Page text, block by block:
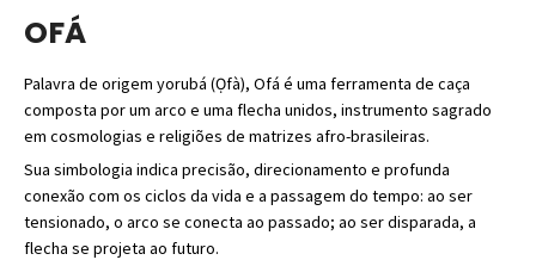
OFÁ
Palavra de origem yorubá (Ọfà), Ofá é uma ferramenta de caça
composta por um arco e uma flecha unidos, instrumento sagrado
em cosmologias e religiões de matrizes afro-brasileiras.
Sua simbologia indica precisão, direcionamento e profunda
conexão com os ciclos da vida e a passagem do tempo: ao ser
tensionado, o arco se conecta ao passado; ao ser disparada, a
flecha se projeta ao futuro.